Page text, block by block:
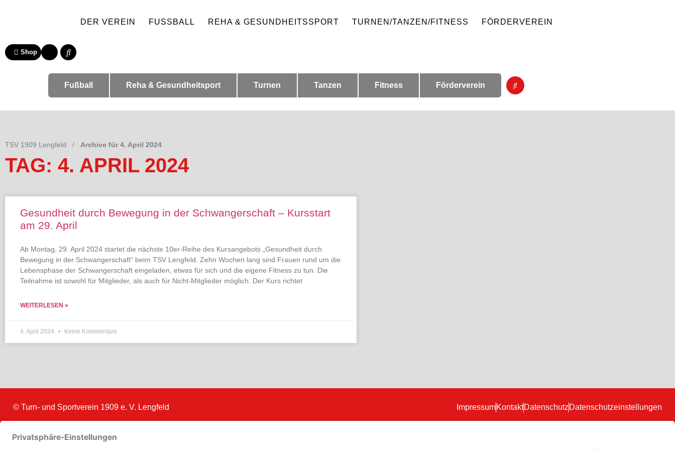
DER VEREIN FUSSBALL REHA & GESUNDHEITSSPORT TURNEN/TANZEN/FITNESS FÖRDERVEREIN
Shop
Fußball Reha & Gesundheitsport Turnen Tanzen Fitness Förderverein
TSV 1909 Lengfeld / Archive für 4. April 2024
TAG: 4. APRIL 2024
Gesundheit durch Bewegung in der Schwangerschaft – Kursstart
am 29. April
Ab Montag, 29. April 2024 startet die nächste 10er-Reihe des Kursangebots „Gesundheit durch
Bewegung in der Schwangerschaft“ beim TSV Lengfeld. Zehn Wochen lang sind Frauen rund um die
Lebensphase der Schwangerschaft eingeladen, etwas für sich und die eigene Fitness zu tun. Die
Teilnahme ist sowohl für Mitglieder, als auch für Nicht-Mitglieder möglich. Der Kurs richtet
WEITERLESEN »
4. April 2024 Keine Kommentare
© Turn- und Sportverein 1909 e. V. Lengfeld ImpressumKontaktDatenschutz Datenschutzeinstellungen